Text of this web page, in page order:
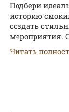
Подбери
историю
создать
мероприятия.
Читать